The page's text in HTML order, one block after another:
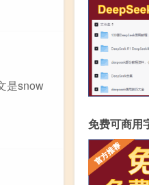
是snow
免费可商用